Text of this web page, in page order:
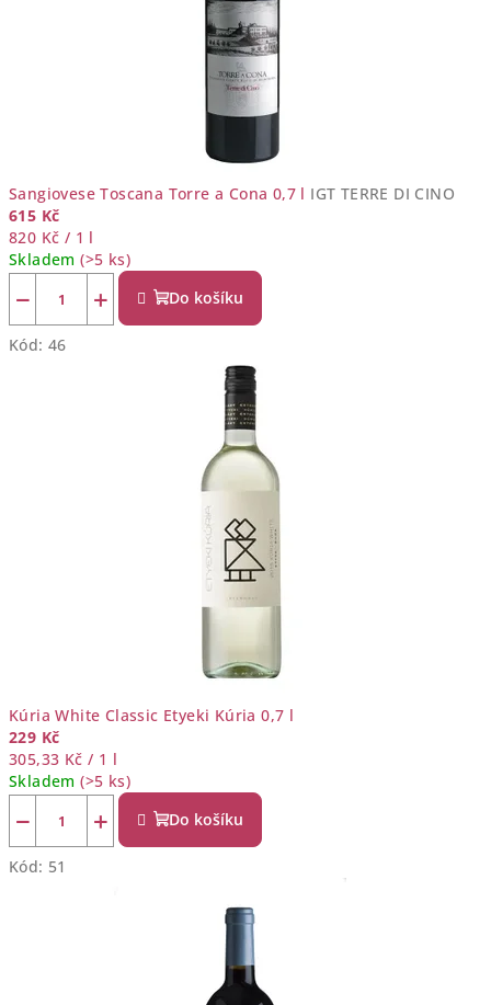
Sangiovese Toscana Torre a Cona 0,7 l IGT TERRE DI CINO
615 Kč
Měrná
cena:
820 Kč / 1 l
Skladem(>5 ks)
+
− Do košíku
Kód: 46
Kúria White Classic Etyeki Kúria 0,7 l
229 Kč
Měrná
cena:
305,33 Kč / 1 l
Skladem(>5 ks)
+
− Do košíku
Kód: 51